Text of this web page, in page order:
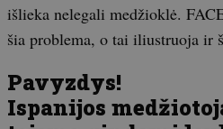
išlieka nelegali medžioklė.
šia problema, o tai iliustruoja ir
Pavyzdys!
Ispanijos